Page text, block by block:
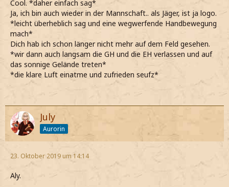
Cool. *daher einfach sag*
Ja, ich bin auch wieder in der Mannschaft.. als Jäger, ist ja logo.
*leicht überheblich sag und eine wegwerfende Handbewegung
mach*
Dich hab ich schon länger nicht mehr auf dem Feld gesehen.
*wir dann auch langsam die GH und die EH verlassen und auf
das sonnige Gelände treten*
*die klare Luft einatme und zufrieden seufz*
July
Aurorin
23. Oktober 2019 um 14:14
Aly.